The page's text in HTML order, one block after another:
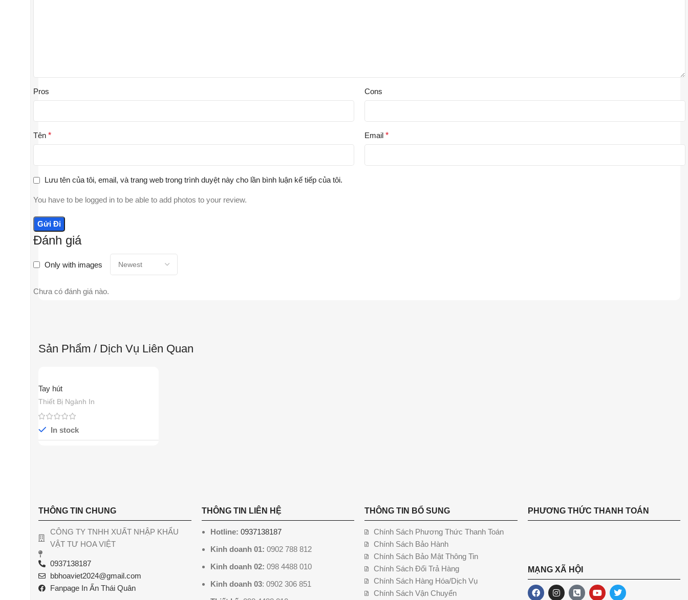
Đánh giá
Only with images
Chưa có đánh giá nào.
Pros Cons
Tên * Email *
Lưu tên của tôi, email, và trang web trong trình duyệt này cho lần bình luận kế tiếp của tôi.
You have to be logged in to be able to add photos to your review.
Sản Phẩm / Dịch Vụ Liên Quan
Tay hút
Thiết Bị Ngành In
In stock
THÔNG TIN CHUNG
CÔNG TY TNHH XUẤT NHẬP KHẨU
VẬT TƯ HOA VIỆT
0937138187
bbhoaviet2024@gmail.com
Fanpage In Ấn Thái Quân
THÔNG TIN LIÊN HỆ
Hotline: 0937138187
Kinh doanh 01: 0902 788 812
Kinh doanh 02: 098 4488 010
Kinh doanh 03: 0902 306 851
THÔNG TIN BỔ SUNG
Chính Sách Phương Thức Thanh Toán
Chính Sách Bảo Hành
Chính Sách Bảo Mật Thông Tin
Chính Sách Đổi Trả Hàng
Chính Sách Hàng Hóa/Dịch Vụ
Chính Sách Vận Chuyển
PHƯƠNG THỨC THANH TOÁN
MẠNG XÃ HỘI